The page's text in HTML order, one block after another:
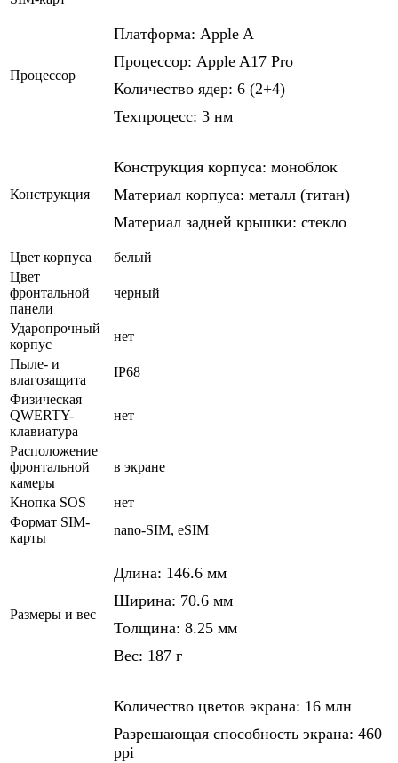
Процессор
Платформа: Apple A
Процессор: Apple A17 Pro
Количество ядер: 6 (2+4)
Техпроцесс: 3 нм
Конструкция
Конструкция корпуса: моноблок
Материал корпуса: металл (титан)
Материал задней крышки: стекло
Цвет корпуса
белый
Цвет
фронтальной
панели
черный
Ударопрочный
корпус
нет
Пыле- и
влагозащита
IP68
Физическая
QWERTY-
клавиатура
нет
Расположение
фронтальной
камеры
в экране
Кнопка SOS
нет
Формат SIM-
карты
nano-SIM, eSIM
Размеры и вес
Длина: 146.6 мм
Ширина: 70.6 мм
Толщина: 8.25 мм
Вес: 187 г
Количество цветов экрана: 16 млн
Разрешающая способность экрана: 460
ppi